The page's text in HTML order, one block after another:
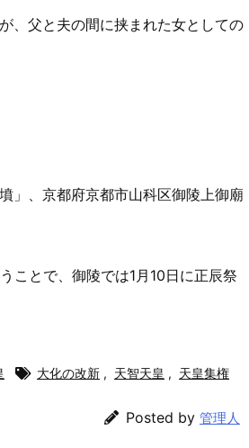
、父と夫の間に挟まれた女としての
」、京都府京都市山科区御陵上御廟
ことで、御陵では1月10日に正辰祭
大化の改新 , 天智天皇 , 天皇集権
Posted by 管理人